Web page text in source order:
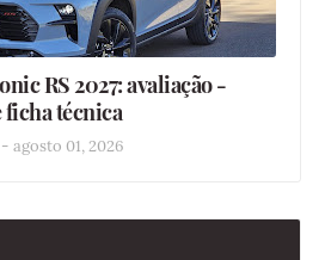
RS 2027: avaliação -
ficha técnica
- agosto 01, 2026